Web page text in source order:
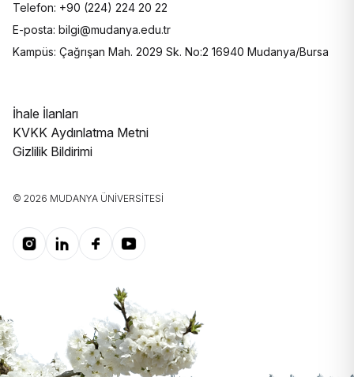
Telefon: +90 (224) 224 20 22
E-posta: bilgi@mudanya.edu.tr
Kampüs: Çağrışan Mah. 2029 Sk. No:2 16940 Mudanya/Bursa
İhale İlanları
KVKK Aydınlatma Metni
Gizlilik Bildirimi
© 2026 MUDANYA ÜNIVERSITESI